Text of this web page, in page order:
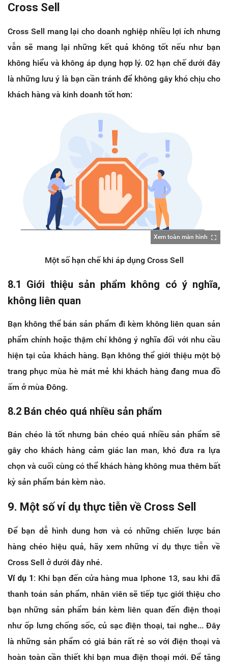
Cross Sell
Cross Sell mang lại cho doanh nghiệp nhiều lợi ích nhưng
vẫn sẽ mang lại những kết quả không tốt nếu như bạn
không hiểu và không áp dụng hợp lý. 02 hạn chế dưới đây
là những lưu ý là bạn cần tránh để không gây khó chịu cho
khách hàng và kinh doanh tốt hơn:
Xem toàn màn hình
Một số hạn chế khi áp dụng Cross Sell
8.1 Giới thiệu sản phẩm không có ý nghĩa,
không liên quan
Bạn không thể bán sản phẩm đi kèm không liên quan sản
phẩm chính hoặc thậm chí không ý nghĩa đối với nhu cầu
hiện tại của khách hàng. Bạn không thể giới thiệu một bộ
trang phục mùa hè mát mẻ khi khách hàng đang mua đồ
ấm ở mùa Đông.
8.2 Bán chéo quá nhiều sản phẩm
Bán chéo là tốt nhưng bán chéo quá nhiều sản phẩm sẽ
gây cho khách hàng cảm giác lan man, khó đưa ra lựa
chọn và cuối cùng có thể khách hàng không mua thêm bất
kỳ sản phẩm bán kèm nào.
9. Một số ví dụ thực tiễn về Cross Sell
Để bạn dễ hình dung hơn và có những chiến lược bán
hàng chéo hiệu quả, hãy xem những ví dụ thực tiễn về
Cross Sell ở dưới đây nhé.
Ví dụ 1: Khi bạn đến cửa hàng mua Iphone 13, sau khi đã
thanh toán sản phẩm, nhân viên sẽ tiếp tục giới thiệu cho
bạn những sản phẩm bán kèm liên quan đến điện thoại
như ốp lưng chống sốc, củ sạc điện thoại, tai nghe... Đây
là những sản phẩm có giá bán rất rẻ so với điện thoại và
hoàn toàn cần thiết khi bạn mua điện thoại mới. Để tăng